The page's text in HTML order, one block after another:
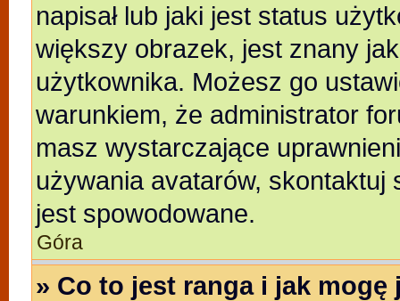
napisał lub jaki jest status
większy obrazek, jest znany
użytkownika. Możesz go
warunkiem, że administrator
masz wystarczające
używania avatarów,
jest spowodowane.
Góra
» Co to jest ranga i jak mogę